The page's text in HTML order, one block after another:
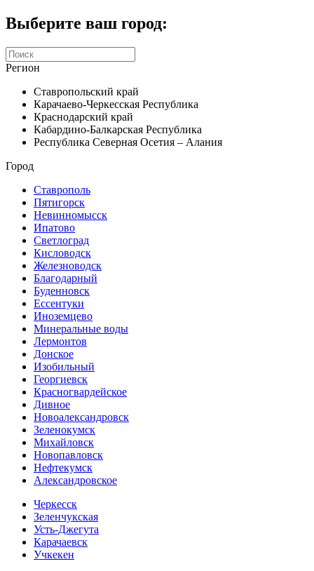
Выберите ваш город:
Регион
Ставропольский край
Карачаево-Черкесская Республика
Краснодарский край
Кабардино-Балкарская Республика
Республика Северная Осетия – Алания
Город
Ставрополь
Пятигорск
Невинномысск
Ипатово
Светлоград
Кисловодск
Железноводск
Благодарный
Буденновск
Ессентуки
Иноземцево
Минеральные воды
Лермонтов
Донское
Изобильный
Георгиевск
Красногвардейское
Дивное
Новоалександровск
Зеленокумск
Михайловск
Новопавловск
Нефтекумск
Александровское
Черкесск
Зеленчукская
Усть-Джегута
Карачаевск
Учкекен